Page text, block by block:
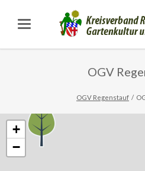
OGV
OGV Regenstauf
+
−